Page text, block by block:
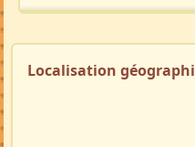
Localisation